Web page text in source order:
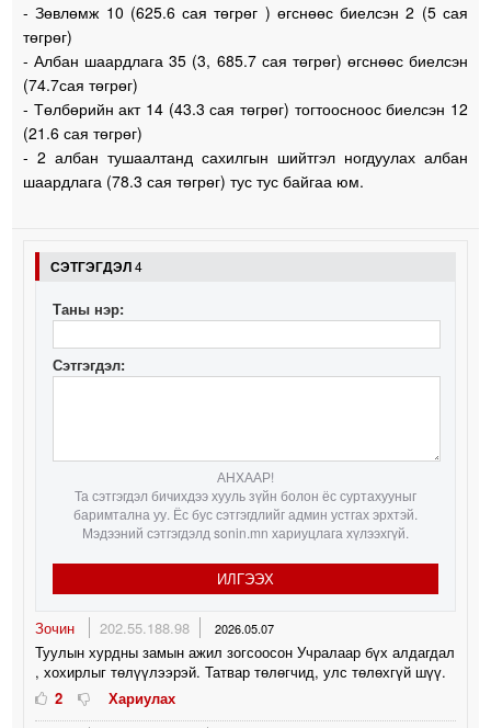
- Зөвлөмж 10 (625.6 сая төгрөг ) өгснөөс биелсэн 2 (5 сая
төгрөг)
- Албан шаардлага 35 (3, 685.7 сая төгрөг) өгснөөс биелсэн
(74.7сая төгрөг)
- Төлбөрийн акт 14 (43.3 сая төгрөг) тогтоосноос биелсэн 12
(21.6 сая төгрөг)
- 2 албан тушаалтанд сахилгын шийтгэл ногдуулах албан
шаардлага (78.3 сая төгрөг) тус тус байгаа юм.
СЭТГЭГДЭЛ4
Таны нэр:
Сэтгэгдэл:
АНХААР!
Та сэтгэгдэл бичихдээ хууль зүйн болон ёс суртахууныг
баримтална уу. Ёс бус сэтгэгдлийг админ устгах эрхтэй.
Мэдээний сэтгэгдэлд sonin.mn хариуцлага хүлээхгүй.
ИЛГЭЭХ
Зочин 202.55.188.98 2026.05.07
Туулын хурдны замын ажил зогсоосон Учралаар бүх алдагдал
, хохирлыг төлүүлээрэй. Татвар төлөгчид, улс төлөхгүй шүү.
2
Хариулах